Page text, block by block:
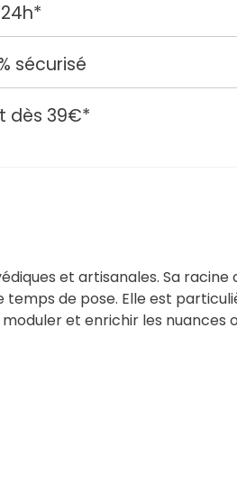
sécurisé
dès 39€*
et artisanales. Sa
temps de pose. Elle est
et enrichir les nuances